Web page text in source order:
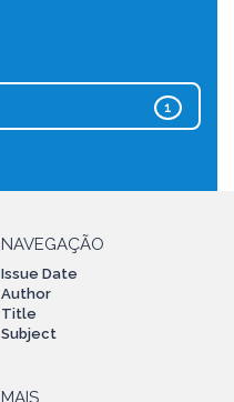
1
NAVEGAÇÃO
Issue Date
Author
Title
Subject
MAIS